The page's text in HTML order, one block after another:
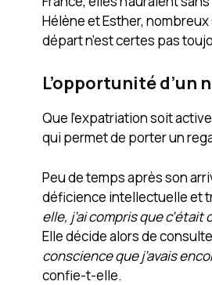
Hélène et Esther,
départ n’est certes pas
L’opportunité d’un
Que l’expatriation soit
qui permet de porter un
Peu de temps après son
déficience intellectuelle et
elle, j’ai compris que c’était
Elle décide alors de
conscience que j’avais
confie-t-elle.